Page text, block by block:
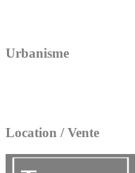
Urbanisme
Location / Vente